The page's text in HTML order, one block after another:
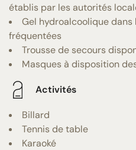
établis par les autorités
Gel hydroalcoolique
fréquentées
Trousse de secours
Masques à disposition
Activités
Billard
Tennis de table
Karaoké